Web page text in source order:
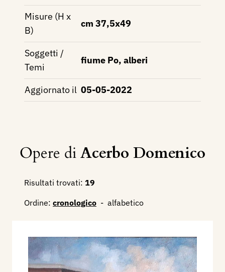
Misure (H x
B)
cm 37,5x49
Soggetti /
Temi
fiume Po, alberi
Aggiornato il 05-05-2022
Opere diAcerbo Domenico
Risultati trovati: 19
Ordine: cronologico - alfabetico